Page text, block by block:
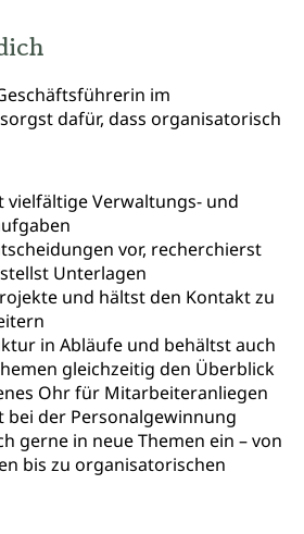
im
dafür, dass organisatorisch
vielfältige Verwaltungs- und
vor, recherchierst
Unterlagen
und hältst den Kontakt zu
in Abläufe und behältst auch
gleichzeitig den Überblick
Ohr für Mitarbeiteranliegen
der Personalgewinnung
gerne in neue Themen ein – von
bis zu organisatorischen